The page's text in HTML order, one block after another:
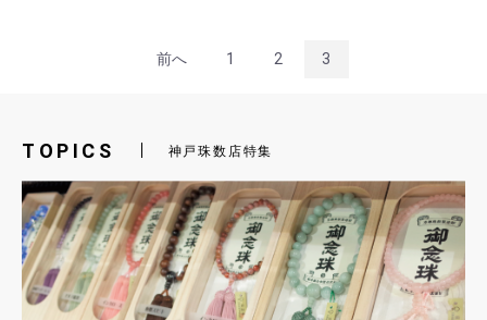
前へ 1 2 3
TOPICS 神戸珠数店特集